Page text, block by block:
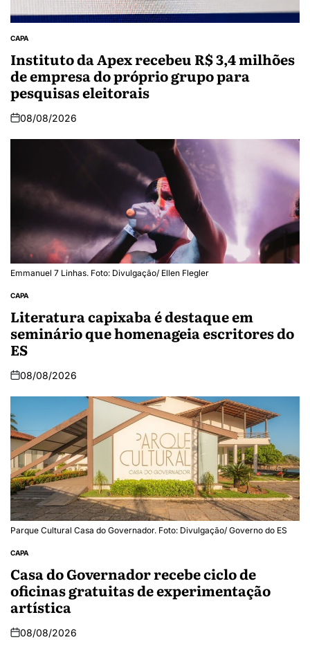
CAPA
Instituto da Apex recebeu R$ 3,4 milhões
de empresa do próprio grupo para
pesquisas eleitorais
08/08/2026
Emmanuel 7 Linhas. Foto: Divulgação/ Ellen Flegler
CAPA
Literatura capixaba é destaque em
seminário que homenageia escritores do
ES
08/08/2026
Parque Cultural Casa do Governador. Foto: Divulgação/ Governo do ES
CAPA
Casa do Governador recebe ciclo de
oficinas gratuitas de experimentação
artística
08/08/2026